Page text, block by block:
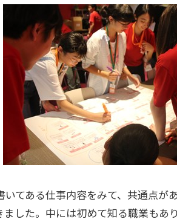
てある仕事内容をみて、共通点が
ました。中には初めて知る職業も